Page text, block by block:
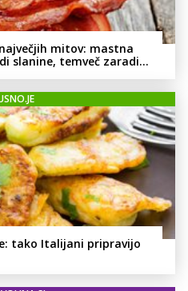
mitov: mastna
slanine, temveč zaradi
tako Italijani pripravijo